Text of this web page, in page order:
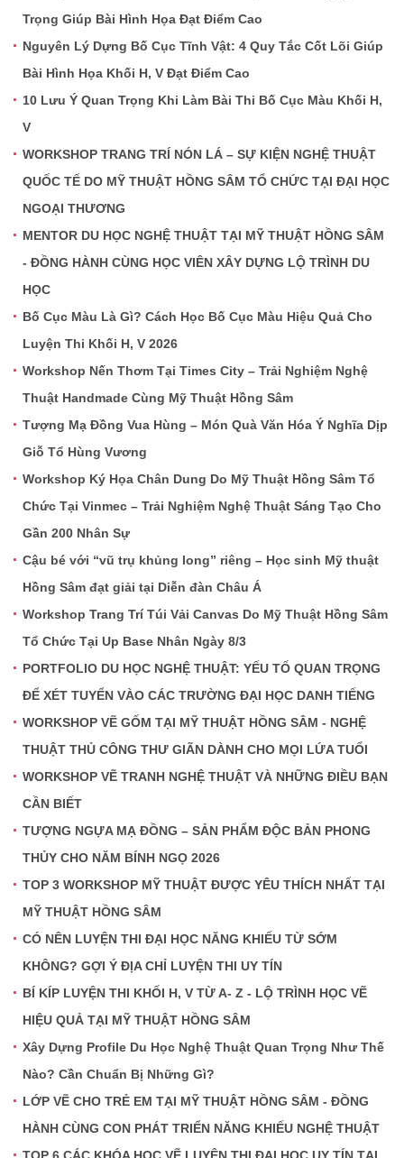
Trọng Giúp Bài Hình Họa Đạt Điểm Cao
Nguyên Lý Dựng Bố Cục Tĩnh Vật: 4 Quy Tắc Cốt Lõi Giúp
Bài Hình Họa Khối H, V Đạt Điểm Cao
10 Lưu Ý Quan Trọng Khi Làm Bài Thi Bố Cục Màu Khối H,
V
WORKSHOP TRANG TRÍ NÓN LÁ – SỰ KIỆN NGHỆ THUẬT
QUỐC TẾ DO MỸ THUẬT HỒNG SÂM TỔ CHỨC TẠI ĐẠI HỌC
NGOẠI THƯƠNG
MENTOR DU HỌC NGHỆ THUẬT TẠI MỸ THUẬT HỒNG SÂM
- ĐỒNG HÀNH CÙNG HỌC VIÊN XÂY DỰNG LỘ TRÌNH DU
HỌC
Bố Cục Màu Là Gì? Cách Học Bố Cục Màu Hiệu Quả Cho
Luyện Thi Khối H, V 2026
Workshop Nến Thơm Tại Times City – Trải Nghiệm Nghệ
Thuật Handmade Cùng Mỹ Thuật Hồng Sâm
Tượng Mạ Đồng Vua Hùng – Món Quà Văn Hóa Ý Nghĩa Dịp
Giỗ Tổ Hùng Vương
Workshop Ký Họa Chân Dung Do Mỹ Thuật Hồng Sâm Tổ
Chức Tại Vinmec – Trải Nghiệm Nghệ Thuật Sáng Tạo Cho
Gần 200 Nhân Sự
Cậu bé với “vũ trụ khủng long” riêng – Học sinh Mỹ thuật
Hồng Sâm đạt giải tại Diễn đàn Châu Á
Workshop Trang Trí Túi Vải Canvas Do Mỹ Thuật Hồng Sâm
Tổ Chức Tại Up Base Nhân Ngày 8/3
PORTFOLIO DU HỌC NGHỆ THUẬT: YẾU TỐ QUAN TRỌNG
ĐỂ XÉT TUYỂN VÀO CÁC TRƯỜNG ĐẠI HỌC DANH TIẾNG
WORKSHOP VẼ GỐM TẠI MỸ THUẬT HỒNG SÂM - NGHỆ
THUẬT THỦ CÔNG THƯ GIÃN DÀNH CHO MỌI LỨA TUỔI
WORKSHOP VẼ TRANH NGHỆ THUẬT VÀ NHỮNG ĐIỀU BẠN
CẦN BIẾT
TƯỢNG NGỰA MẠ ĐỒNG – SẢN PHẨM ĐỘC BẢN PHONG
THỦY CHO NĂM BÍNH NGỌ 2026
TOP 3 WORKSHOP MỸ THUẬT ĐƯỢC YÊU THÍCH NHẤT TẠI
MỸ THUẬT HỒNG SÂM
CÓ NÊN LUYỆN THI ĐẠI HỌC NĂNG KHIẾU TỪ SỚM
KHÔNG? GỢI Ý ĐỊA CHỈ LUYỆN THI UY TÍN
BÍ KÍP LUYỆN THI KHỐI H, V TỪ A- Z - LỘ TRÌNH HỌC VẼ
HIỆU QUẢ TẠI MỸ THUẬT HỒNG SÂM
Xây Dựng Profile Du Học Nghệ Thuật Quan Trọng Như Thế
Nào? Cần Chuẩn Bị Những Gì?
LỚP VẼ CHO TRẺ EM TẠI MỸ THUẬT HỒNG SÂM - ĐỒNG
HÀNH CÙNG CON PHÁT TRIỂN NĂNG KHIẾU NGHỆ THUẬT
TOP 6 CÁC KHÓA HỌC VẼ LUYỆN THI ĐẠI HỌC UY TÍN TẠI